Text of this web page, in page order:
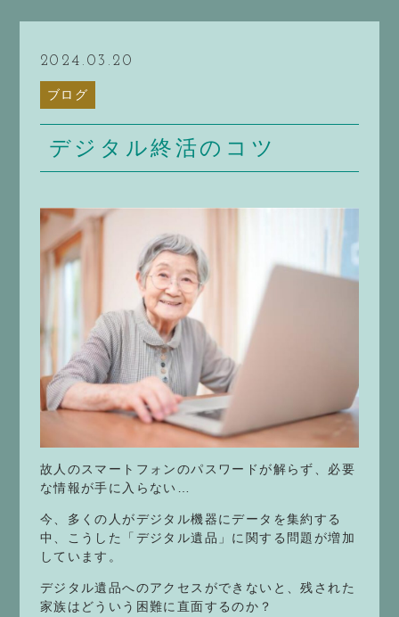
2024.03.20
ブログ
デジタル終活のコツ
故人のスマートフォンのパスワードが解らず、必要
な情報が手に入らない…
今、多くの人がデジタル機器にデータを集約する
中、こうした「デジタル遺品」に関する問題が増加
しています。
デジタル遺品へのアクセスができないと、残された
家族はどういう困難に直面するのか？